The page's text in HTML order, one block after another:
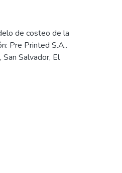
de costeo de la
Pre Printed S.A..
Salvador, El